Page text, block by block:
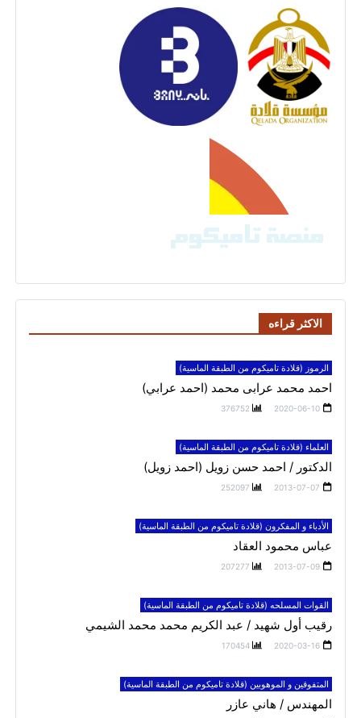
الاكثر قراءه
الرموز (قلادة تاميكوم من الطبقة الماسية)
احمد محمد عرابى محمد (احمد عرابي)
2020-06-10
376752
العلماء (قلادة تاميكوم من الطبقة الماسية)
الدكتور / احمد حسن زويل (احمد زويل)
2013-07-07
252097
الأدباء و المفكرون (قلادة تاميكوم من الطبقة الماسية)
عباس محمود العقاد
2013-07-09
207277
القوات المسلحه (قلادة تاميكوم من الطبقة الماسية)
رقيب أول شهيد / عبد الكريم محمد محمد الشيمي
2020-03-16
170454
المتفوقين و الموهوبين (قلادة تاميكوم من الطبقة الماسية)
المهندس / هاني عازر